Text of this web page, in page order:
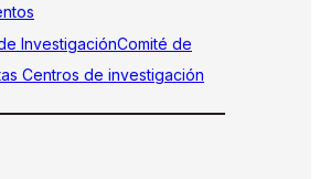
InvestigaciónComité de
Centros de investigación